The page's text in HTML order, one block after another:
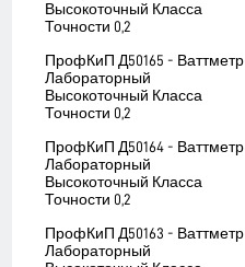
Высокоточный Класса
Точности 0,2
ПрофКиП Д50165 - Ваттметр
Лабораторный
Высокоточный Класса
Точности 0,2
ПрофКиП Д50164 - Ваттметр
Лабораторный
Высокоточный Класса
Точности 0,2
ПрофКиП Д50163 - Ваттметр
Лабораторный